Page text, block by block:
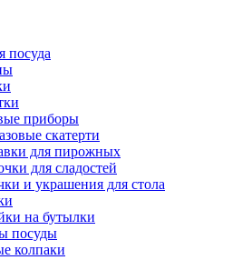
посуда
приборы
скатерти
для пирожных
для сладостей
и украшения для стола
на бутылки
посуды
колпаки